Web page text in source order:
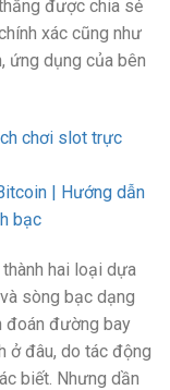
được chia sẻ
xác cũng như
ứng dụng của bên
chơi slot trực
| Hướng dẫn
bạc
hai loại dựa
sòng bạc dạng
đoán đường bay
ở đâu, do tác động
biết. Nhưng dần